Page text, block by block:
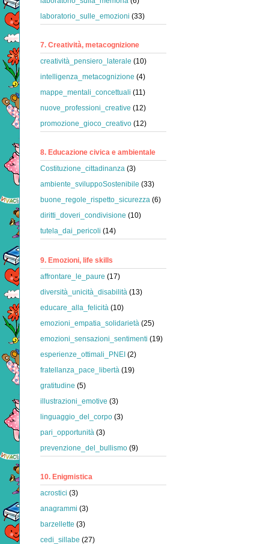
laboratorio_sulle_emozioni (33)
7. Creatività, metacognizione
creatività_pensiero_laterale (10)
intelligenza_metacognizione (4)
mappe_mentali_concettuali (11)
nuove_professioni_creative (12)
promozione_gioco_creativo (12)
8. Educazione civica e ambientale
Costituzione_cittadinanza (3)
ambiente_sviluppoSostenibile (33)
buone_regole_rispetto_sicurezza (6)
diritti_doveri_condivisione (10)
tutela_dai_pericoli (14)
9. Emozioni, life skills
affrontare_le_paure (17)
diversità_unicità_disabilità (13)
educare_alla_felicità (10)
emozioni_empatia_solidarietà (25)
emozioni_sensazioni_sentimenti (19)
esperienze_ottimali_PNEI (2)
fratellanza_pace_libertà (19)
gratitudine (5)
illustrazioni_emotive (3)
linguaggio_del_corpo (3)
pari_opportunità (3)
prevenzione_del_bullismo (9)
10. Enigmistica
acrostici (3)
anagrammi (3)
barzellette (3)
cedi_sillabe (27)